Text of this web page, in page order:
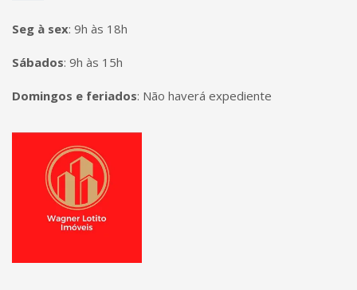
Seg à sex: 9h às 18h
Sábados: 9h às 15h
Domingos e feriados: Não haverá expediente
Página inicial